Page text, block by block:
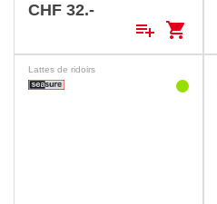
CHF 32.-
playlist_add shopping_cart
Lattes de ridoirs